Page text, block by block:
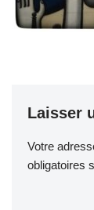
Laisser
Votre
obligatoires